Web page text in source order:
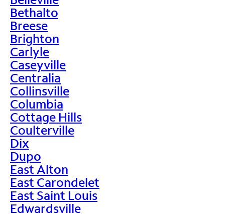
Bethalto
Breese
Brighton
Carlyle
Caseyville
Centralia
Collinsville
Columbia
Cottage Hills
Coulterville
Dix
Dupo
East Alton
East Carondelet
East Saint Louis
Edwardsville